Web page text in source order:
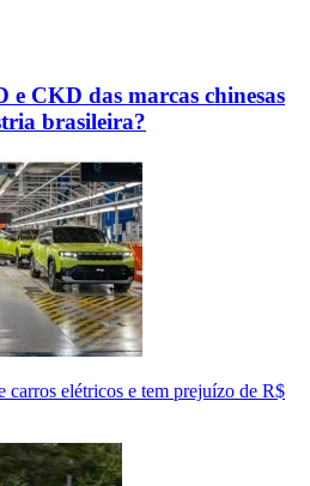
e CKD das marcas chinesas
brasileira?
carros elétricos e tem prejuízo de R$